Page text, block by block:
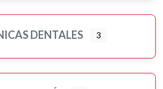
DENTALES 3